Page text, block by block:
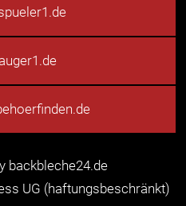
backbleche24.de
UG (haftungsbeschränkt)